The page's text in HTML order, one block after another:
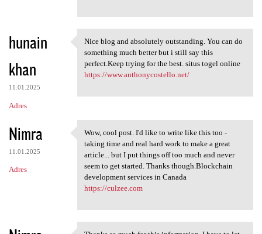
hunain
khan
11.01.2025
Adres
Nice blog and absolutely
Nice blog and absolutely outstanding. You can do
something much better but i still say this
perfect.Keep trying for the best. situs togel online
https://www.anthonycostello.net/
Nimra
11.01.2025
Adres
Wow, cool post. I'd like to
Wow, cool post. I'd like to write like this too -
taking time and real hard work to make a great
article... but I put things off too much and never
seem to get started. Thanks though.Blockchain
development services in Canada
https://culzee.com